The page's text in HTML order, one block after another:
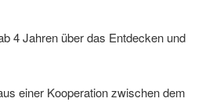
4 Jahren über das Entdecken und
einer Kooperation zwischen dem